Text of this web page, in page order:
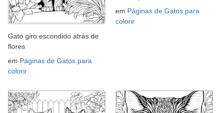
Gato giro escondido atrás de
flores
em Páginas de Gatos para
colorir
em Páginas de Gatos para
colorir